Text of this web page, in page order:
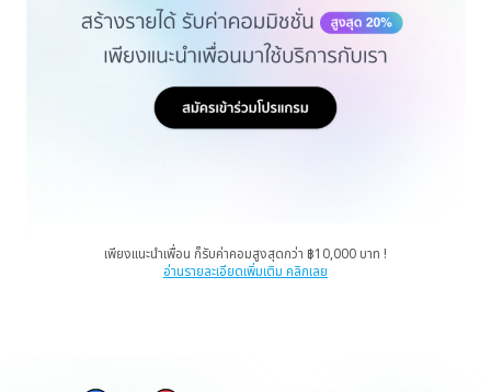
เพียงแนะนำเพื่อน ก็รับค่าคอมสูงสุดกว่า ฿10,000 บาท !
อ่านรายละเอียดเพิ่มเติม คลิกเลย